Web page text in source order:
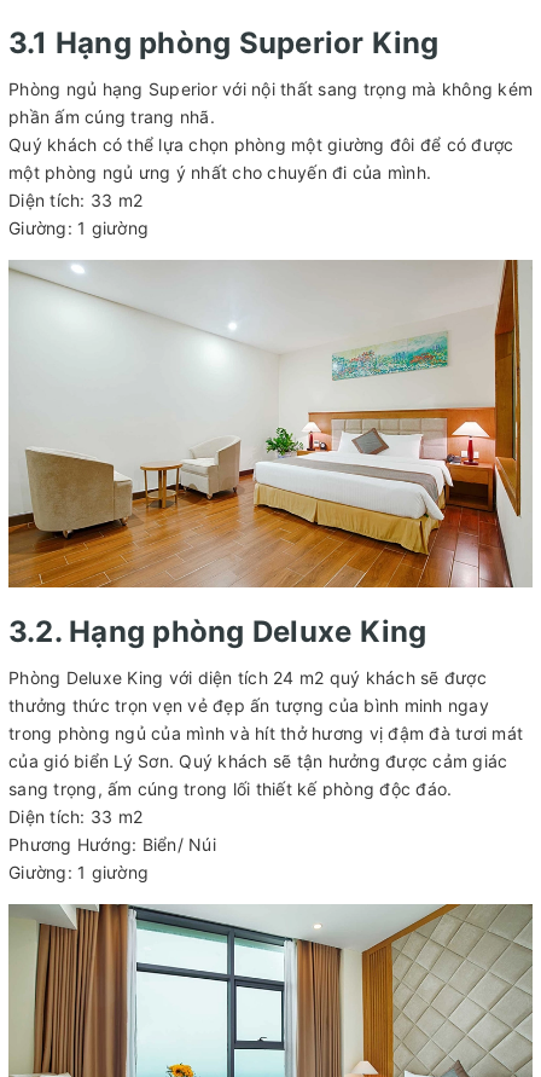
3.1 Hạng phòng Superior King
Phòng ngủ hạng Superior với nội thất sang trọng mà không kém
phần ấm cúng trang nhã.
Quý khách có thể lựa chọn phòng một giường đôi để có được
một phòng ngủ ưng ý nhất cho chuyến đi của mình.
Diện tích: 33 m2
Giường: 1 giường
3.2. Hạng phòng Deluxe King
Phòng Deluxe King với diện tích 24 m2 quý khách sẽ được
thưởng thức trọn vẹn vẻ đẹp ấn tượng của bình minh ngay
trong phòng ngủ của mình và hít thở hương vị đậm đà tươi mát
của gió biển Lý Sơn. Quý khách sẽ tận hưởng được cảm giác
sang trọng, ấm cúng trong lối thiết kế phòng độc đáo.
Diện tích: 33 m2
Phương Hướng: Biển/ Núi
Giường: 1 giường